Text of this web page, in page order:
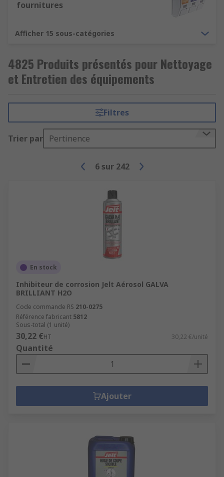
fournitures
Afficher 15 sous-catégories
4825 Produits présentés pour Nettoyage
et Entretien des équipements
Filtres
Trier par Pertinence
6 sur 242
En stock
Inhibiteur de corrosion Jelt Aérosol GALVA
BRILLIANT H2O
Code commande RS 210-0275
Référence fabricant 5812
Sous-total (1 unité)
30,22 €HT 30,22 €/unité
Quantité
Ajouter